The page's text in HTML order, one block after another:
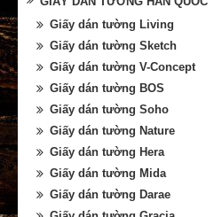
Giấy dán tường Living
Giấy dán tường Sketch
Giấy dán tường V-Concept
Giấy dán tường BOS
Giấy dán tường Soho
Giấy dán tường Nature
Giấy dán tường Hera
Giấy dán tường Mida
Giấy dán tường Darae